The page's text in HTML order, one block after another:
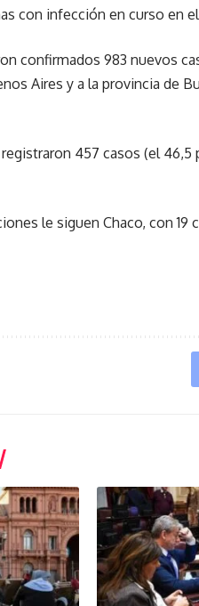
con infección en curso en el
confirmados 983 nuevos
Aires y a la provincia de
registraron 457 casos (el
le siguen Chaco, con 19